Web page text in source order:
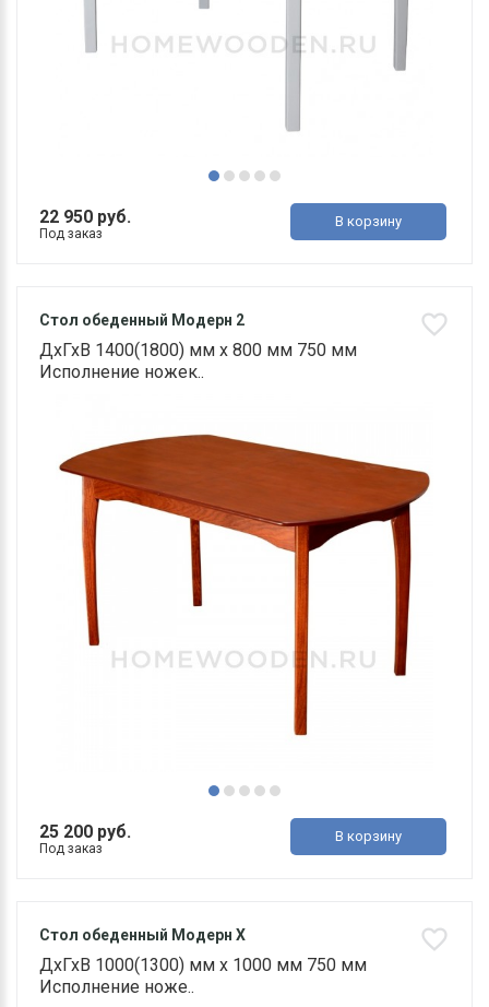
22 950 руб.
Под заказ
В корзину
Стол обеденный Модерн 2
ДхГхВ 1400(1800) мм х 800 мм 750 мм
Исполнение ножек..
25 200 руб.
Под заказ
В корзину
Стол обеденный Модерн Х
ДхГхВ 1000(1300) мм х 1000 мм 750 мм
Исполнение ноже..